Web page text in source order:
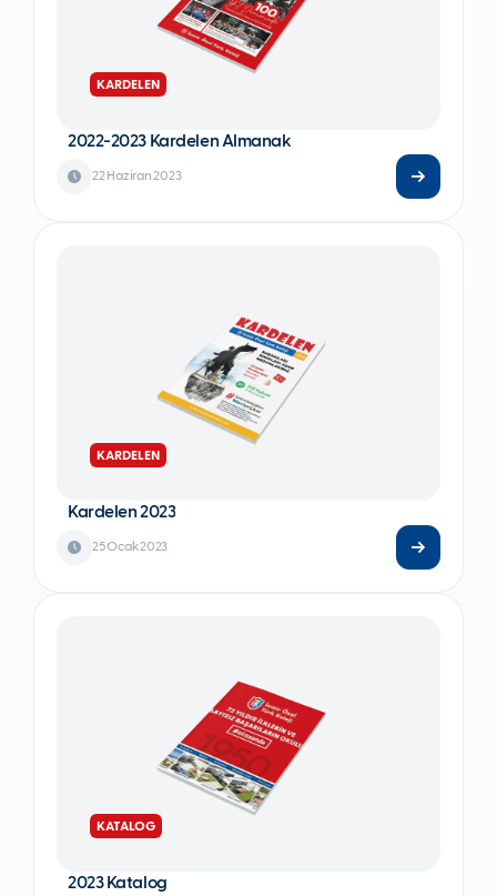
KARDELEN
2022-2023 Kardelen Almanak
22 Haziran 2023
KARDELEN
Kardelen 2023
25 Ocak 2023
KATALOG
2023 Katalog